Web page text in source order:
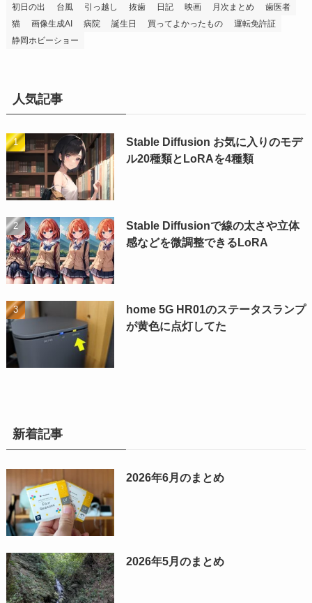
初日の出
台風 引っ越し 抜歯 日記 映画 月次まとめ
歯医者
猫
画像生成AI 病院 誕生日 買ってよかったもの
運転免許証
静岡ホビーショー
人気記事
Stable Diffusion お気に入りのモデ
ル20種類とLoRAを4種類
Stable Diffusionで線の太さや立体
感などを微調整できるLoRA
home 5G HR01のステータスランプ
が黄色に点灯してた
新着記事
2026年6月のまとめ
2026年5月のまとめ